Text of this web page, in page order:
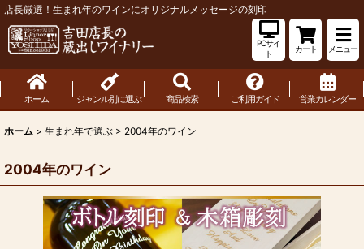
店長厳選！生まれ年のワインにオリジナルメッセージの刻印
PCサイ
ト
カート メニュー
ホーム ジャンル別に選ぶ 商品検索 ご利用ガイド 営業カレンダー
ホーム > 生まれ年で選ぶ > 2004年のワイン
2004年のワイン